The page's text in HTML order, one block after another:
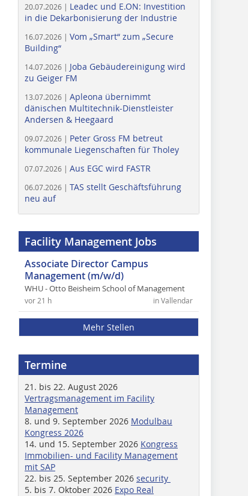
20.07.2026 | Leadec und E.ON: Investition
in die Dekarbonisierung der Industrie
16.07.2026 | Vom „Smart“ zum „Secure
Building“
14.07.2026 | Joba Gebäudereinigung wird
zu Geiger FM
13.07.2026 | Apleona übernimmt
dänischen Multitechnik-Dienstleister
Andersen & Heegaard
09.07.2026 | Peter Gross FM betreut
kommunale Liegenschaften für Tholey
07.07.2026 | Aus EGC wird FASTR
06.07.2026 | TAS stellt Geschäftsführung
neu auf
Facility Management Jobs
Associate Director Campus
Management (m/w/d)
WHU - Otto Beisheim School of Management
in Vallendar
vor 21 h
Mehr Stellen
Termine
21. bis 22. August 2026
Vertragsmanagement im Facility
Management
8. und 9. September 2026 Modulbau
Kongress 2026
14. und 15. September 2026 Kongress
Immobilien- und Facility Management
mit SAP
22. bis 25. September 2026 security
5. bis 7. Oktober 2026 Expo Real